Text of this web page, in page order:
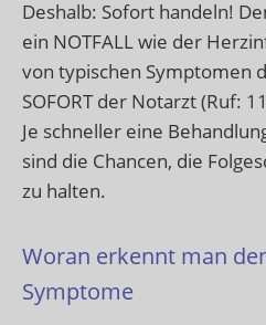
Deshalb: Sofort handeln!
ein NOTFALL wie der
von typischen Symptomen
SOFORT der Notarzt (Ruf:
Je schneller eine
sind die Chancen, die
zu halten.
Woran erkennt man
Symptome